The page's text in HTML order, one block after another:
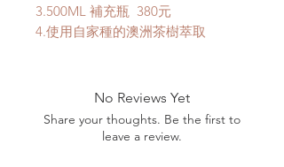
3.500ML 補充瓶 380元
4.使用自家種的澳洲茶樹萃取
No Reviews Yet
Share your thoughts. Be the first to
leave a review.